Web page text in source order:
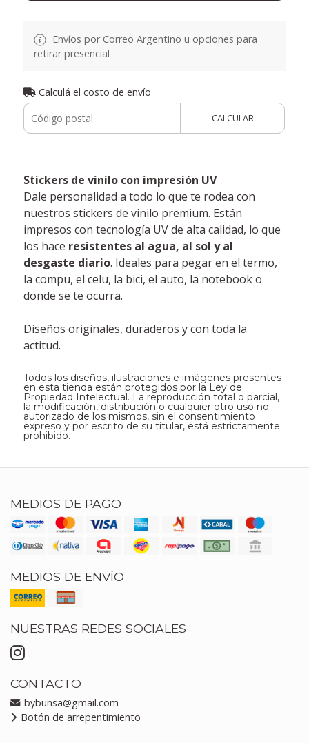
Envíos por Correo Argentino u opciones para
retirar presencial
Calculá el costo de envío
CALCULAR
Stickers de vinilo con impresión UV
Dale personalidad a todo lo que te rodea con
nuestros stickers de vinilo premium. Están
impresos con tecnología UV de alta calidad, lo que
los hace resistentes al agua, al sol y al
desgaste diario. Ideales para pegar en el termo,
la compu, el celu, la bici, el auto, la notebook o
donde se te ocurra.
Diseños originales, duraderos y con toda la
actitud.
Todos los diseños, ilustraciones e imágenes presentes
en esta tienda están protegidos por la Ley de
Propiedad Intelectual. La reproducción total o parcial,
la modificación, distribución o cualquier otro uso no
autorizado de los mismos, sin el consentimiento
expreso y por escrito de su titular, está estrictamente
prohibido.
MEDIOS DE PAGO
MEDIOS DE ENVÍO
NUESTRAS REDES SOCIALES
CONTACTO
bybunsa@gmail.com
Botón de arrepentimiento